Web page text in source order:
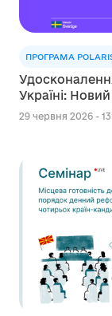
ПРОГРАМА
Україні:
29 червня 2026 -